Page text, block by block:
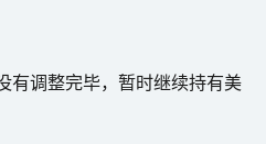
有调整完毕，暂时继续持有美